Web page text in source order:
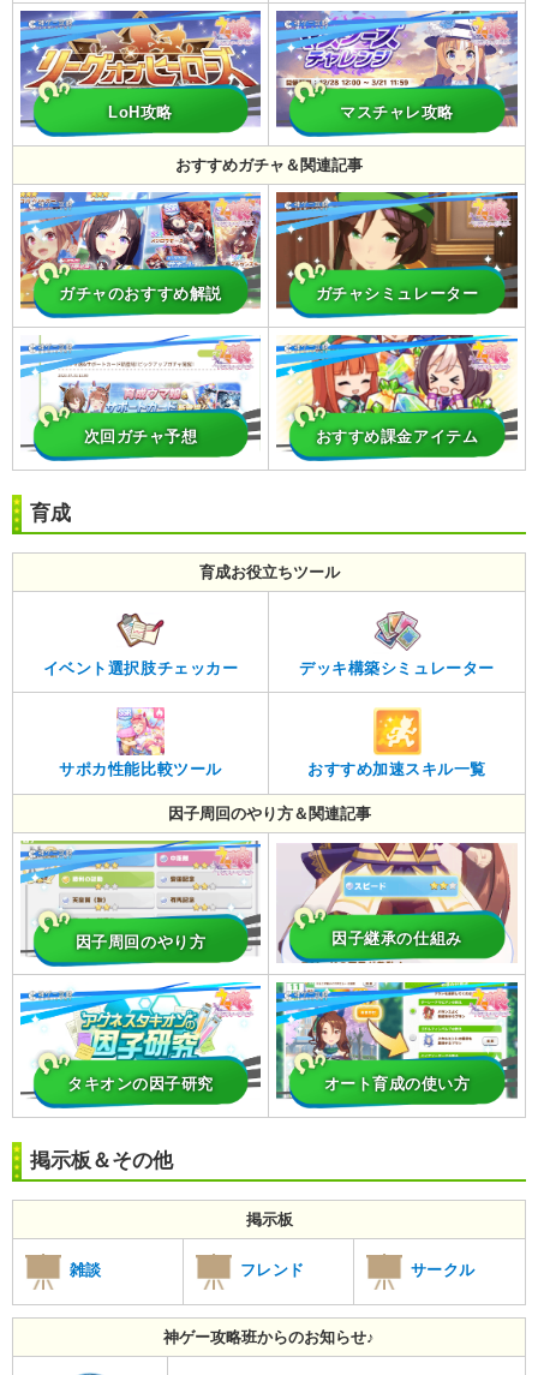
LoH攻略 マスチャレ攻略
おすすめガチャ＆関連記事
ガチャのおすすめ解説 ガチャシミュレーター
次回ガチャ予想 おすすめ課金アイテム
育成
育成お役立ちツール
イベント選択肢チェッカー デッキ構築シミュレーター
サポカ性能比較ツール おすすめ加速スキル一覧
因子周回のやり方＆関連記事
因子周回のやり方 因子継承の仕組み
タキオンの因子研究 オート育成の使い方
掲示板＆その他
掲示板
雑談 フレンド サークル
神ゲー攻略班からのお知らせ♪